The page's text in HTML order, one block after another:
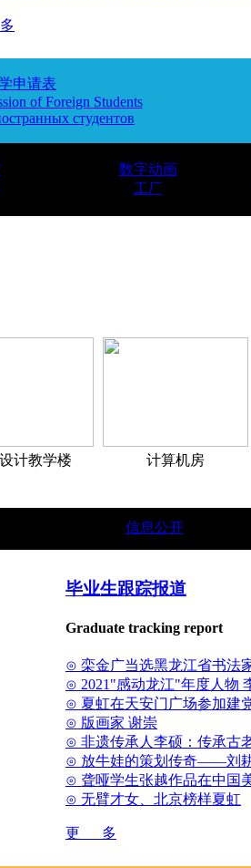
申请表
of Foreign Students
студентов
数字动画
工厂
计教学楼 计算机房
面向世界招收国际留学生简章。
信息公开
毕业生跟踪报道
Graduate tracking report
⊙ 栾金广当选黑龙江省书法
⊙ 2021"感动龙江"年度人物
⊙ 夏虹在天安门广场参加建
⊙ 版画家 谢崇
⊙ 非遗传承人李硕：传承古
⊙ 放牛娃的策划传奇——刘
⊙ 聋哑学生张越作品在中国
⊙ 无臂才女、北京榜样夏虹
更 多